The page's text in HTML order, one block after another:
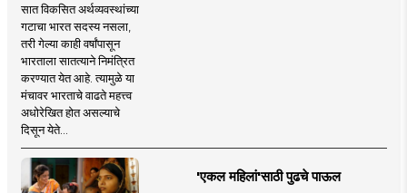
सात विकसित अर्थव्यवस्थांच्या
गटाचा भारत सदस्य नसला,
तरी गेल्या काही वर्षांपासून
भारताला सातत्याने निमंत्रित
करण्यात येत आहे. त्यामुळे या
मंचावर भारताचे वाढते महत्त्व
अधोरेखित होत असल्याचे
दिसून येते...
'एकल महिलां'साठी पुढचे पाऊल